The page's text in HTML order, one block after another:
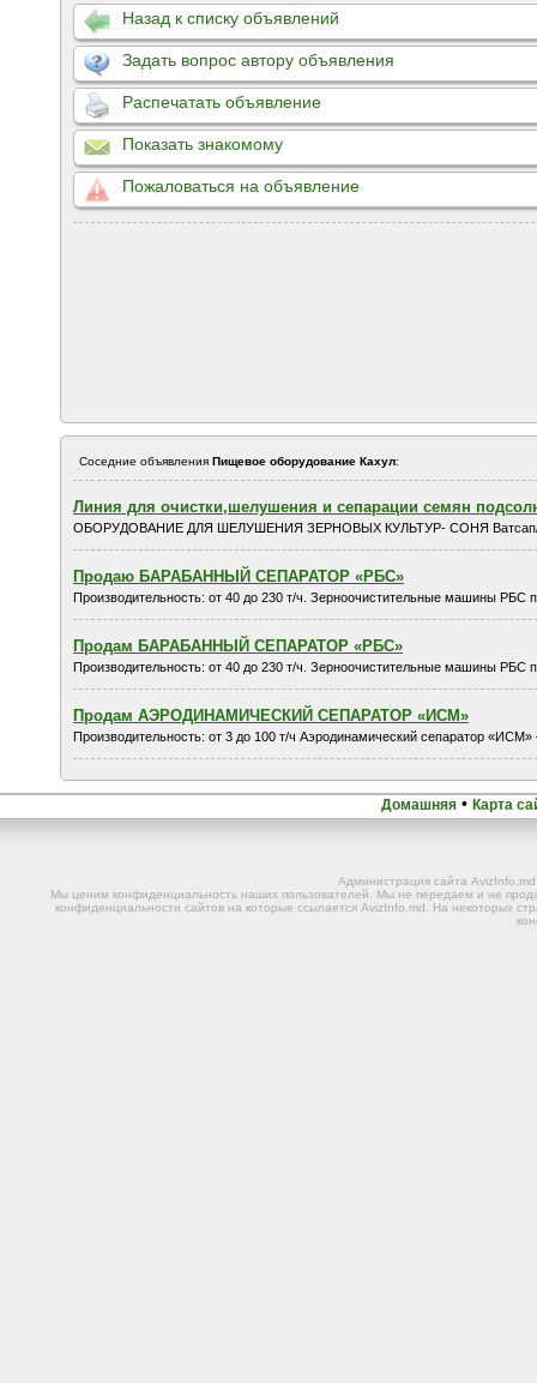
Назад к списку объявлений
Задать вопрос автору объявления
Распечатать объявление
Показать знакомому
Пожаловаться на объявление
Соседние объявления Пищевое оборудование Кахул:
Линия для очистки,шелушения и сепарации семян
ОБОРУДОВАНИЕ ДЛЯ ШЕЛУШЕНИЯ ЗЕРНОВЫХ КУЛЬТУР- СОНЯ Ватсап/
Продаю БАРАБАННЫЙ СЕПАРАТОР «РБС»
Производительность: от 40 до 230 т/ч. Зерноочистительные машины РБС
Продам БАРАБАННЫЙ СЕПАРАТОР «РБС»
Производительность: от 40 до 230 т/ч. Зерноочистительные машины РБС
Продам АЭРОДИНАМИЧЕСКИЙ СЕПАРАТОР «ИСМ»
Производительность: от 3 до 100 т/ч Аэродинамический сепаратор
Домашняя • Карта
Администрация сайта
Мы ценим конфиденциальность наших пользователей. Мы не передаем и не
конфиденциальности сайтов на которые ссылается AvizInfo.md. На некоторых